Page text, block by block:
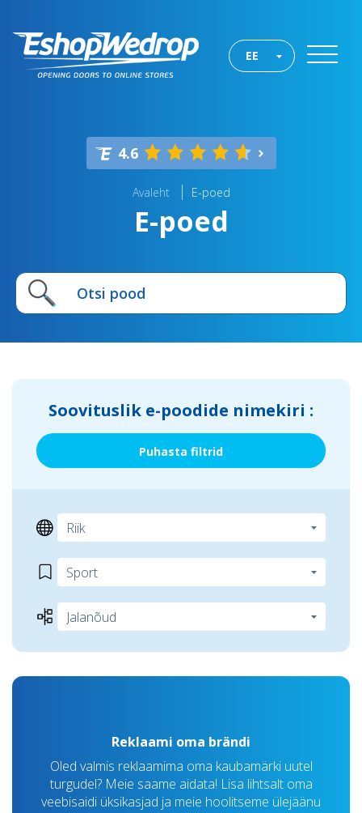
EE
4.6
Avaleht E-poed
E-poed
Soovituslik e-poodide nimekiri :
Puhasta filtrid
Reklaami oma brändi
Oled valmis reklaamima oma kaubamärki uutel
turgudel? Meie saame aidata! Lisa lihtsalt oma
veebisaidi üksikasjad ja meie hoolitseme ülejäänu